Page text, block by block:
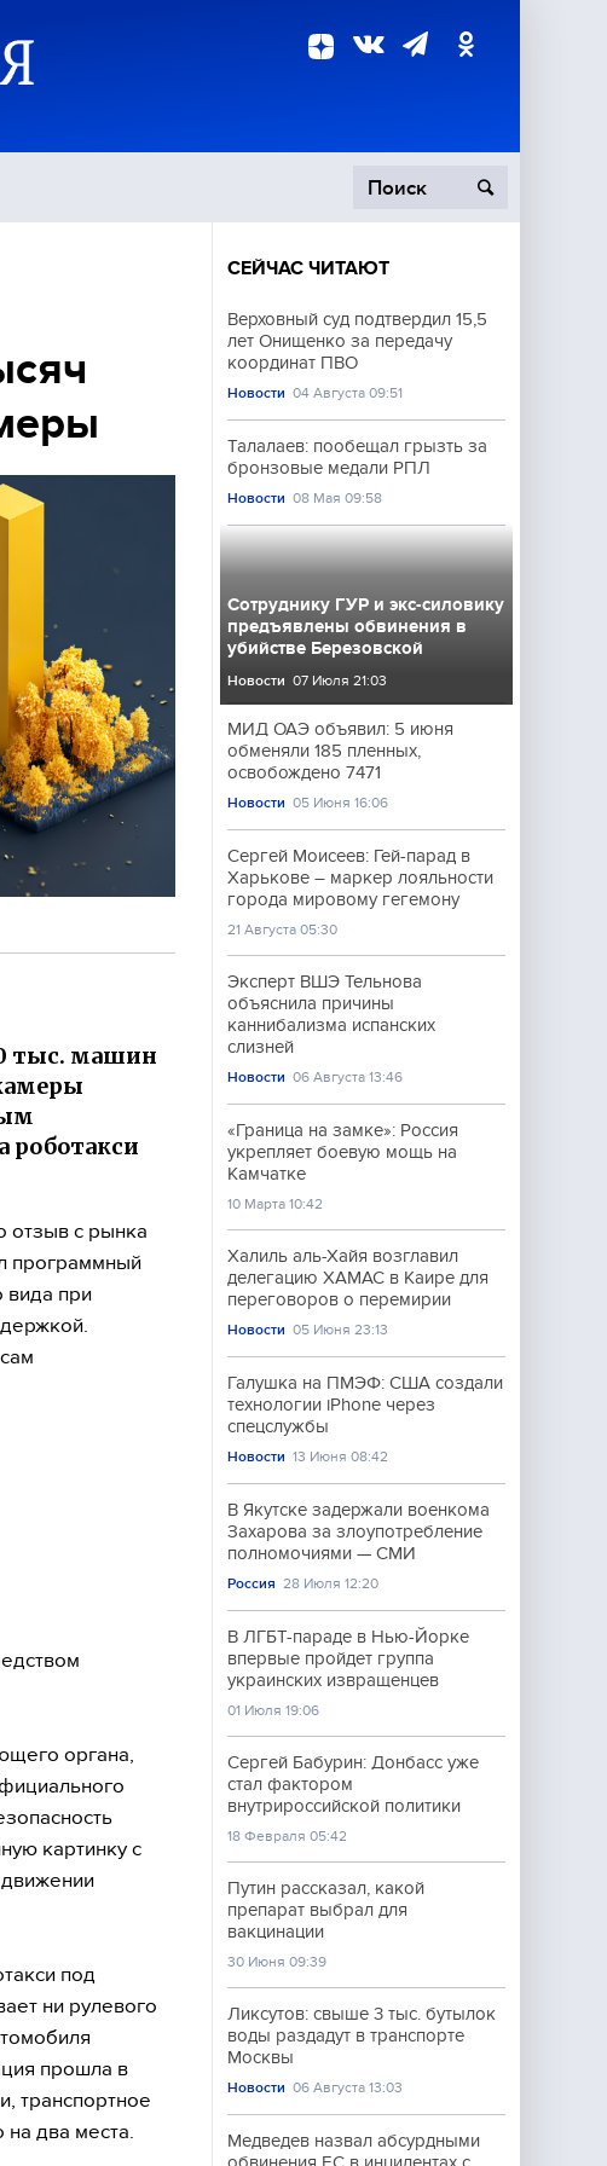
Происшествия
тыс. машин
роботакси
отзыв с рынка
программный
вида при
органа,
картинку с
под
ни рулевого
прошла в
транспортное
два места.
СЕЙЧАС ЧИТАЮТ
Верховный суд подтвердил 15,5
лет Онищенко за передачу
координат ПВО
Новости 04 Августа 09:51
Талалаев: пообещал грызть за
бронзовые медали РПЛ
Новости 08 Мая 09:58
Сотруднику ГУР и экс-силовику
предъявлены обвинения в
убийстве Березовской
Новости 07 Июля 21:03
МИД ОАЭ объявил: 5 июня
обменяли 185 пленных,
освобождено 7471
Новости 05 Июня 16:06
Сергей Моисеев: Гей-парад в
Харькове – маркер лояльности
города мировому гегемону
21 Августа 05:30
Эксперт ВШЭ Тельнова
объяснила причины
каннибализма испанских
слизней
Новости 06 Августа 13:46
«Граница на замке»: Россия
укрепляет боевую мощь на
Камчатке
10 Марта 10:42
Халиль аль-Хайя возглавил
делегацию ХАМАС в Каире для
переговоров о перемирии
Новости 05 Июня 23:13
Галушка на ПМЭФ: США создали
технологии iPhone через
спецслужбы
Новости 13 Июня 08:42
В Якутске задержали военкома
Захарова за злоупотребление
полномочиями — СМИ
Россия 28 Июля 12:20
В ЛГБТ-параде в Нью-Йорке
впервые пройдет группа
украинских извращенцев
01 Июля 19:06
Сергей Бабурин: Донбасс уже
стал фактором
внутрироссийской политики
18 Февраля 05:42
Путин рассказал, какой
препарат выбрал для
вакцинации
30 Июня 09:39
Ликсутов: свыше 3 тыс. бутылок
воды раздадут в транспорте
Москвы
Новости 06 Августа 13:03
Медведев назвал абсурдными